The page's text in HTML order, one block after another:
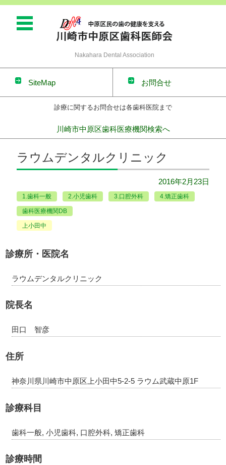
Nakahara Dental Association
SiteMap お問合せ
診療に関するお問合せは各歯科医院まで
川崎市中原区歯科医療機関検索へ
コンテンツに移動
ラウムデンタルクリニック
2016年2月23日
1.歯科一般 2.小児歯科 3.口腔外科 4.矯正歯科
歯科医療機関DB
上小田中
診療所・医院名
ラウムデンタルクリニック
院長名
田口 智彦
住所
神奈川県川崎市中原区上小田中5-2-5 ラウム武蔵中原1F
診療科目
歯科一般, 小児歯科, 口腔外科, 矯正歯科
診療時間